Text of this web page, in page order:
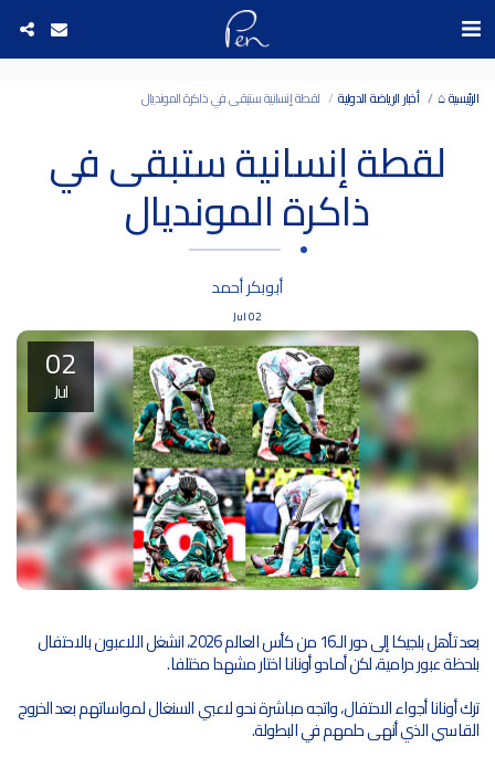
الرئيسية ⌂ أخبار الرياضة الدولية لقطة إنسانية ستبقى في ذاكرة المونديال
لقطة إنسانية ستبقى في
ذاكرة المونديال
أبوبكر أحمد
02
Jul
02
Jul
بعد تأهل بلجيكا إلى دور الـ16 من كأس العالم 2026، انشغل اللاعبون بالاحتفال
بلحظة عبور درامية، لكن أمادو أونانا اختار مشهدا مختلفا.
ترك أونانا أجواء الاحتفال، واتجه مباشرة نحو لاعبي السنغال لمواساتهم بعد الخروج
القاسي الذي أنهى حلمهم في البطولة.